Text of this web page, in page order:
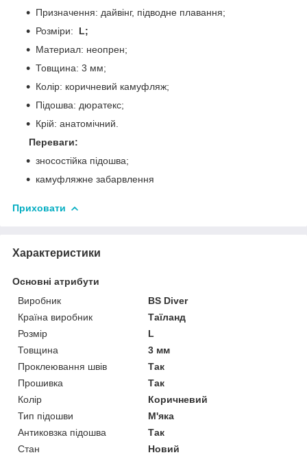
Призначення: дайвінг, підводне плавання;
Розміри: L;
Материал: неопрен;
Товщина: 3 мм;
Колір: коричневий камуфляж;
Підошва: дюратекс;
Крій: анатомічний.
Переваги:
зносостійка підошва;
камуфляжне забарвлення
Приховати
Характеристики
Основні атрибути
Виробник
BS Diver
Країна виробник
Таїланд
Розмір
L
Товщина
3 мм
Проклеювання швів
Так
Прошивка
Так
Колір
Коричневий
Тип підошви
М'яка
Антиковзка підошва
Так
Стан
Новий